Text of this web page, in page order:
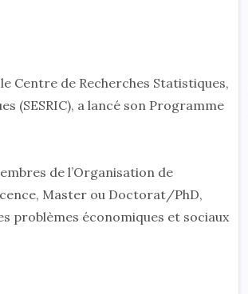
Centre de Recherches Statistiques,
(SESRIC), a lancé son Programme
de l’Organisation de
Master ou Doctorat/PhD,
problèmes économiques et sociaux